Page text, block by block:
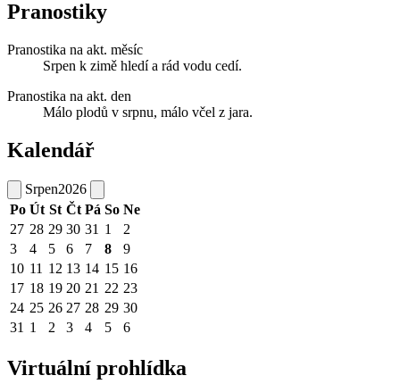
Pranostiky
Pranostika na akt. měsíc
Srpen k zimě hledí a rád vodu cedí.
Pranostika na akt. den
Málo plodů v srpnu, málo včel z jara.
Kalendář
Srpen2026
Po Út St Čt Pá So Ne
27 28 29 30 31 1
2
3
4 5 6 7 8
9
10 11 12 13 14 15 16
17 18 19 20 21 22 23
24 25 26 27 28 29 30
31 1 2 3 4 5 6
Virtuální prohlídka